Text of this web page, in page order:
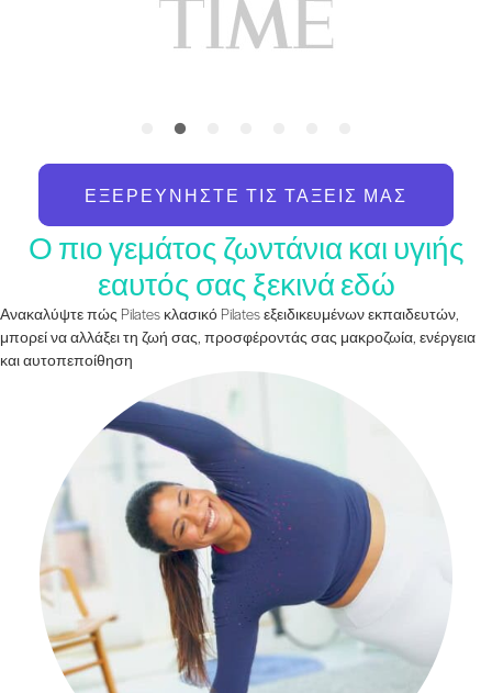
ΕΞΕΡΕΥΝΉΣΤΕ ΤΙΣ ΤΆΞΕΙΣ ΜΑΣ
Ο πιο γεμάτος ζωντάνια και υγιής
εαυτός σας ξεκινά εδώ
Ανακαλύψτε πώς Pilates κλασικό Pilates εξειδικευμένων εκπαιδευτών,
μπορεί να αλλάξει τη ζωή σας, προσφέροντάς σας μακροζωία, ενέργεια
και αυτοπεποίθηση